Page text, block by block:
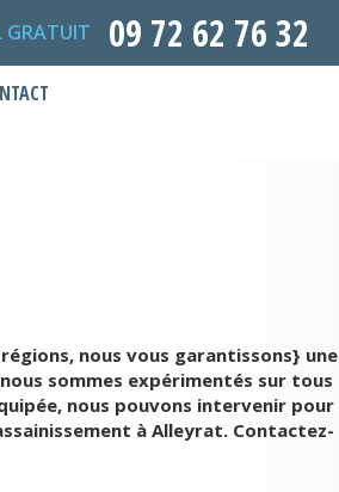
GRATUIT 09 72 62 76 32
nous vous garantissons} une
sommes expérimentés sur tous
nous pouvons intervenir pour
à Alleyrat. Contactez-